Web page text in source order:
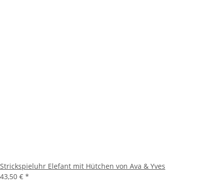
Strickspieluhr Elefant mit Hütchen von Ava & Yves
43,50 € *